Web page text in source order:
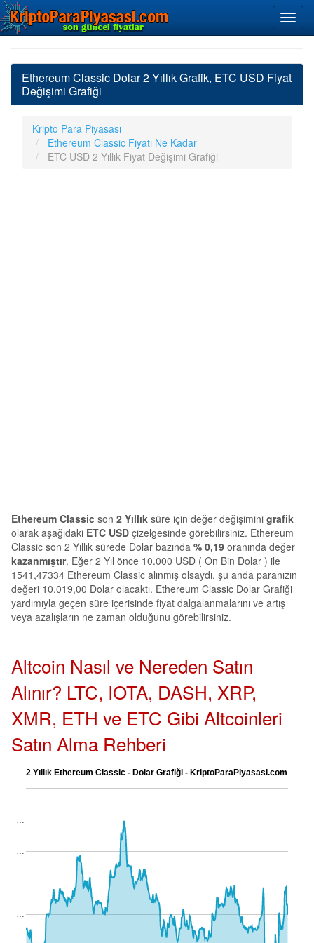
Ethereum Classic Dolar 2 Yıllık Grafik, ETC USD Fiyat
Değişimi Grafiği
Kripto Para Piyasası
Ethereum Classic Fiyatı Ne Kadar
ETC USD 2 Yıllık Fiyat Değişimi Grafiği
Ethereum Classic son 2 Yıllık süre için değer değişimini grafik
olarak aşağıdaki ETC USD çizelgesinde görebilirsiniz. Ethereum
Classic son 2 Yıllık sürede Dolar bazında % 0,19 oranında değer
kazanmıştır. Eğer 2 Yıl önce 10.000 USD ( On Bin Dolar ) ile
1541,47334 Ethereum Classic alınmış olsaydı, şu anda paranızın
değeri 10.019,00 Dolar olacaktı. Ethereum Classic Dolar Grafiği
yardımıyla geçen süre içerisinde fiyat dalgalanmalarını ve artış
veya azalışların ne zaman olduğunu görebilirsiniz.
Altcoin Nasıl ve Nereden Satın
Alınır? LTC, IOTA, DASH, XRP,
XMR, ETH ve ETC Gibi Altcoinleri
Satın Alma Rehberi
2 Yıllık Ethereum Classic - Dolar Grafiği - KriptoParaPiyasasi.com
…
…
…